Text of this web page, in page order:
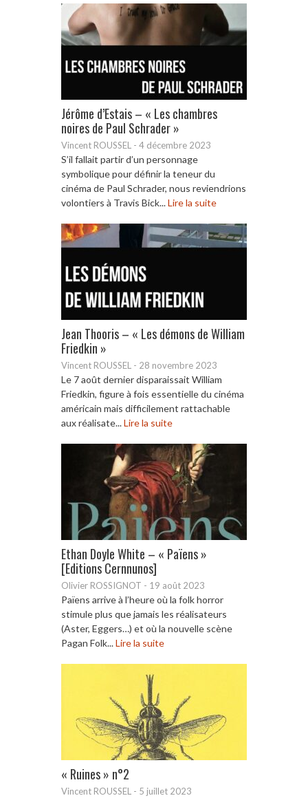
Jérôme d’Estais – « Les chambres
noires de Paul Schrader »
Vincent ROUSSEL - 4 décembre 2023
S’il fallait partir d’un personnage
symbolique pour définir la teneur du
cinéma de Paul Schrader, nous reviendrions
volontiers à Travis Bick...Lire la suite
Jean Thooris – « Les démons de William
Friedkin »
Vincent ROUSSEL - 28 novembre 2023
Le 7 août dernier disparaissait William
Friedkin, figure à fois essentielle du cinéma
américain mais difficilement rattachable
aux réalisate...Lire la suite
Ethan Doyle White – « Païens »
[Editions Cernnunos]
Olivier ROSSIGNOT - 19 août 2023
Païens arrive à l’heure où la folk horror
stimule plus que jamais les réalisateurs
(Aster, Eggers…) et où la nouvelle scène
Pagan Folk...Lire la suite
« Ruines » n°2
Vincent ROUSSEL - 5 juillet 2023